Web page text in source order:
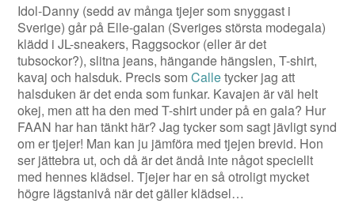
Idol-Danny (sedd av många tjejer som snyggast i
Sverige) går på Elle-galan (Sveriges största modegala)
klädd i JL-sneakers, Raggsockor (eller är det
tubsockor?), slitna jeans, hängande hängslen, T-shirt,
kavaj och halsduk. Precis somCalletycker jag att
halsduken är det enda som funkar. Kavajen är väl helt
okej, men att ha den med T-shirt under på en gala? Hur
FAAN har han tänkt här? Jag tycker som sagt jävligt synd
om er tjejer! Man kan ju jämföra med tjejen brevid. Hon
ser jättebra ut, och då är det ändå inte något speciellt
med hennes klädsel. Tjejer har en så otroligt mycket
högre lägstanivå när det gäller klädsel…